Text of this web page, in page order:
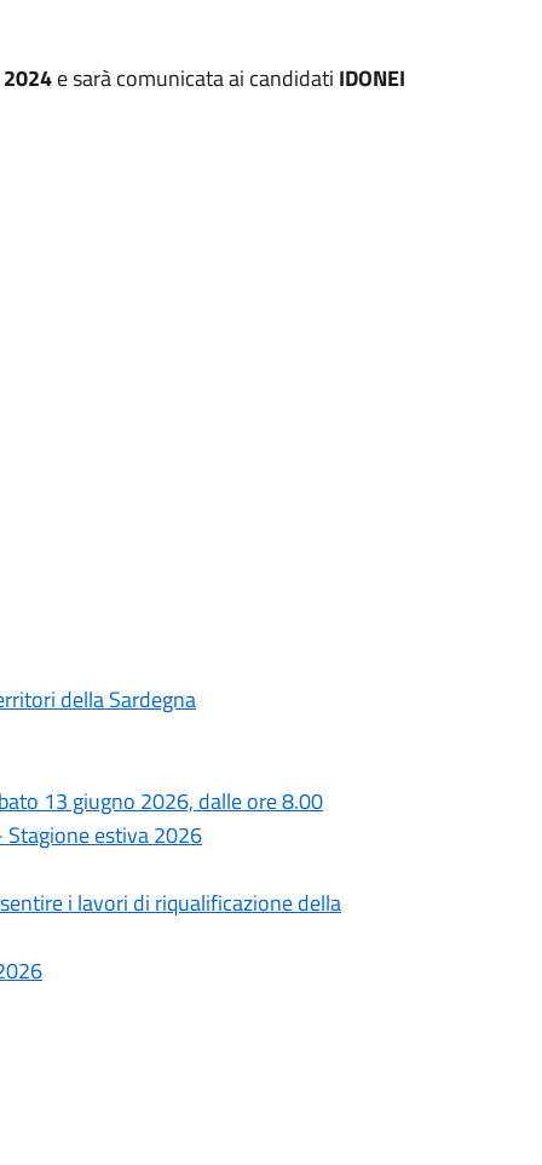
e sarà comunicata ai candidati IDONEI
della Sardegna
13 giugno 2026, dalle ore 8.00
estiva 2026
i lavori di riqualificazione della